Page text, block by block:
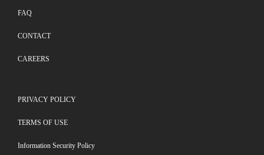
FAQ
CONTACT
CAREERS
PRIVACY POLICY
TERMS OF USE
Information Security Policy